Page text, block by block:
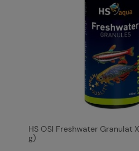
HS OSI Freshwater Granulat
g)